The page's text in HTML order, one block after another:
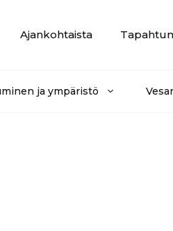
Ajankohtaista
ja ympäristö